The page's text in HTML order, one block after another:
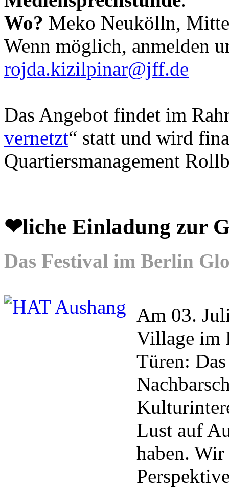
Wo? Meko Neukölln,
Wenn möglich, anmelden
rojda.kizilpinar@jff.de
Das Angebot findet im
vernetzt“ statt und wird
Quartiersmanagement
❤liche Einladung zur
Das Festival im Berlin
Am 03.
Village im
Türen:
Lust auf
haben. Wir